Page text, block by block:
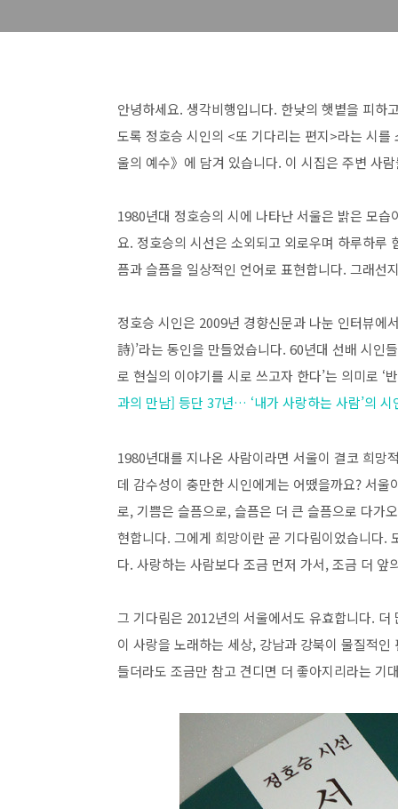
안녕하세요. 생각비행입니다. 한낮의 햇볕을 피하
도록 정호승 시인의 <또 기다리는 편지>라는 시
울의 예수》에 담겨 있습니다. 이 시집은 주변 사
1980년대 정호승의 시에 나타난 서울은 밝은 모
요. 정호승의 시선은 소외되고 외로우며 하루하루
픔과 슬픔을 일상적인 언어로 표현합니다. 그래선
정호승 시인은 2009년 경향신문과 나눈 인터뷰에
詩)’라는 동인을 만들었습니다. 60년대 선배 시인
로 현실의 이야기를 시로 쓰고자 한다’는 의미로 ‘
과의 만남] 등단 37년… ‘내가 사랑하는 사람’의 시
1980년대를 지나온 사람이라면 서울이 결코 희망
데 감수성이 충만한 시인에게는 어땠을까요? 서
로, 기쁨은 슬픔으로, 슬픔은 더 큰 슬픔으로 다가
현합니다. 그에게 희망이란 곧 기다림이었습니다.
다. 사랑하는 사람보다 조금 먼저 가서, 조금 더 앞
그 기다림은 2012년의 서울에서도 유효합니다.
이 사랑을 노래하는 세상, 강남과 강북이 물질적
들더라도 조금만 참고 견디면 더 좋아지리라는 기